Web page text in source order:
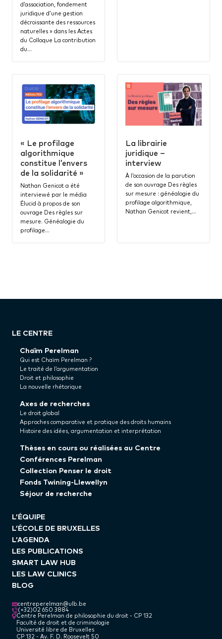
d’association, fondement
juridique d’une gestion
décroissante des ressources
naturelles » dans les Actes
du Colloque La contribution
du…
« Le profilage
algorithmique
constitue l’envers
de la solidarité »
Nathan Genicot a été
interviewé par le média
Élucid à propos de son
ouvrage Des règles sur
mesure. Généalogie du
profilage…
La librairie
juridique –
interview
À l’occasion de la parution
de son ouvrage Des règles
sur mesure : généalogie du
profilage algorithmique,
Nathan Genicot revient,…
LE CENTRE
Chaïm Perelman
Qui est Chaïm Perelman ?
Le traité de l’argumentation
Droit et philosophie
La nouvelle rhétorique
Axes de recherches
Le droit global
Approches comparative et pratique des droits humains
Histoire des idées, argumentation et interprétation
Thèses en cours ou réalisées au Centre
Conférences Perelman
Collection Penser le droit
Fonds Twining-Llewellyn
Séjour de recherche
L’ÉQUIPE
L’ÉCOLE DE BRUXELLES
L’AGENDA
LES PUBLICATIONS
SMART LAW HUB
LES LAW CLINICS
BLOG
centreperelman@ulb.be
(+32)02 650 3884
Centre Perelman de philosophie du droit - CP 132
Faculté de droit et de criminologie
Université libre de Bruxelles
CP 132 - Av. F. D. Roosevelt 50